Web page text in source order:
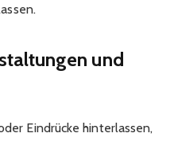
und
Eindrücke hinterlassen,